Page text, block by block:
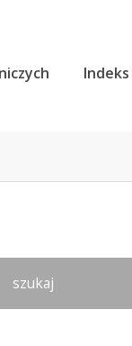
szukaj